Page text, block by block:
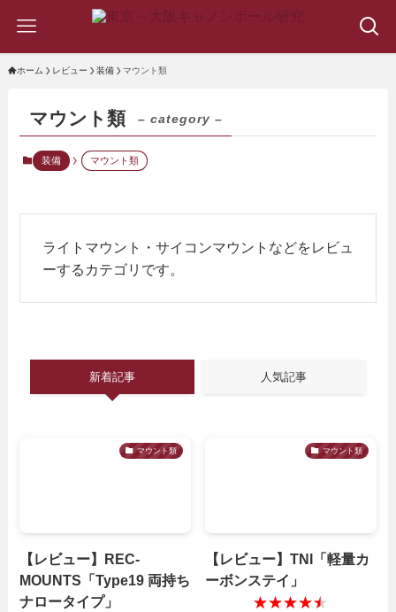
ホーム レビュー 装備 マウント類
マウント類 – category –
装備 マウント類
ライトマウント・サイコンマウントなどをレビュ
ーするカテゴリです。
新着記事 人気記事
マウント類
【レビュー】REC-
MOUNTS「Type19 両持ち
ナロータイプ」
マウント類
【レビュー】TNI「軽量カ
ーボンステイ」
★★★★★
★★★★★